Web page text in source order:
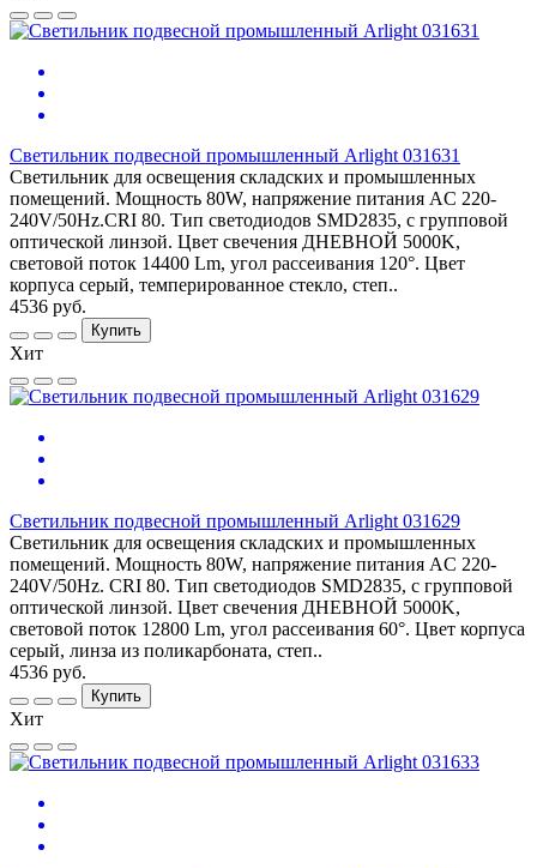
Светильник подвесной промышленный Arlight 031631
Светильник для освещения складских и промышленных
помещений. Мощность 80W, напряжение питания AC 220-
240V/50Hz.CRI 80. Тип светодиодов SMD2835, с групповой
оптической линзой. Цвет свечения ДНЕВНОЙ 5000K,
световой поток 14400 Lm, угол рассеивания 120°. Цвет
корпуса серый, темперированное стекло, степ..
4536 руб.
Купить
Хит
Светильник подвесной промышленный Arlight 031629
Светильник для освещения складских и промышленных
помещений. Мощность 80W, напряжение питания AC 220-
240V/50Hz. CRI 80. Тип светодиодов SMD2835, с групповой
оптической линзой. Цвет свечения ДНЕВНОЙ 5000K,
световой поток 12800 Lm, угол рассеивания 60°. Цвет корпуса
серый, линза из поликарбоната, степ..
4536 руб.
Купить
Хит